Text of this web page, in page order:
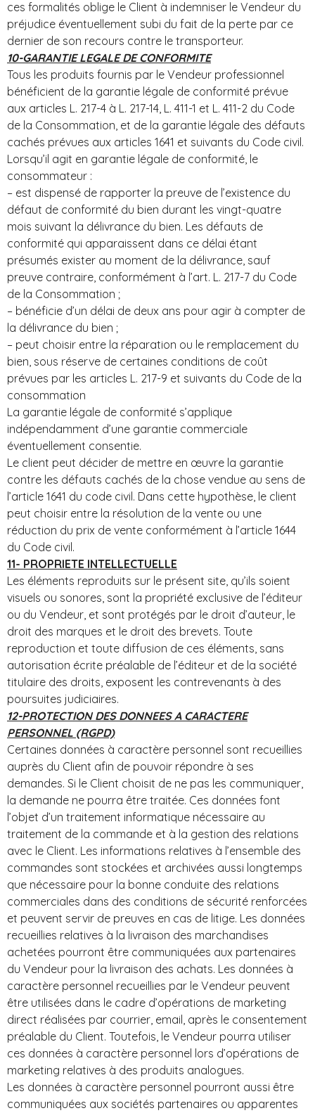
ces formalités oblige le Client à indemniser le Vendeur du
préjudice éventuellement subi du fait de la perte par ce
dernier de son recours contre le transporteur.
10-GARANTIE LEGALE DE CONFORMITE
Tous les produits fournis par le Vendeur professionnel
bénéficient de la garantie légale de conformité prévue
aux articles L. 217-4 à L. 217-14, L. 411-1 et L. 411-2 du Code
de la Consommation, et de la garantie légale des défauts
cachés prévues aux articles 1641 et suivants du Code civil.
Lorsqu’il agit en garantie légale de conformité, le
consommateur :
– est dispensé de rapporter la preuve de l’existence du
défaut de conformité du bien durant les vingt-quatre
mois suivant la délivrance du bien. Les défauts de
conformité qui apparaissent dans ce délai étant
présumés exister au moment de la délivrance, sauf
preuve contraire, conformément à l’art. L. 217-7 du Code
de la Consommation ;
– bénéficie d’un délai de deux ans pour agir à compter de
la délivrance du bien ;
– peut choisir entre la réparation ou le remplacement du
bien, sous réserve de certaines conditions de coût
prévues par les articles L. 217-9 et suivants du Code de la
consommation
La garantie légale de conformité s’applique
indépendamment d’une garantie commerciale
éventuellement consentie.
Le client peut décider de mettre en œuvre la garantie
contre les défauts cachés de la chose vendue au sens de
l’article 1641 du code civil. Dans cette hypothèse, le client
peut choisir entre la résolution de la vente ou une
réduction du prix de vente conformément à l’article 1644
du Code civil.
11- PROPRIETE INTELLECTUELLE
Les éléments reproduits sur le présent site, qu’ils soient
visuels ou sonores, sont la propriété exclusive de l’éditeur
ou du Vendeur, et sont protégés par le droit d’auteur, le
droit des marques et le droit des brevets. Toute
reproduction et toute diffusion de ces éléments, sans
autorisation écrite préalable de l’éditeur et de la société
titulaire des droits, exposent les contrevenants à des
poursuites judiciaires.
12-PROTECTION DES DONNEES A CARACTERE
PERSONNEL (RGPD)
Certaines données à caractère personnel sont recueillies
auprès du Client afin de pouvoir répondre à ses
demandes. Si le Client choisit de ne pas les communiquer,
la demande ne pourra être traitée. Ces données font
l’objet d’un traitement informatique nécessaire au
traitement de la commande et à la gestion des relations
avec le Client. Les informations relatives à l’ensemble des
commandes sont stockées et archivées aussi longtemps
que nécessaire pour la bonne conduite des relations
commerciales dans des conditions de sécurité renforcées
et peuvent servir de preuves en cas de litige. Les données
recueillies relatives à la livraison des marchandises
achetées pourront être communiquées aux partenaires
du Vendeur pour la livraison des achats. Les données à
caractère personnel recueillies par le Vendeur peuvent
être utilisées dans le cadre d’opérations de marketing
direct réalisées par courrier, email, après le consentement
préalable du Client. Toutefois, le Vendeur pourra utiliser
ces données à caractère personnel lors d’opérations de
marketing relatives à des produits analogues.
Les données à caractère personnel pourront aussi être
communiquées aux sociétés partenaires ou apparentes